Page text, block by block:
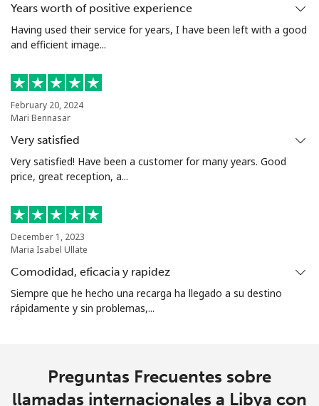
Years worth of positive experience
Having used their service for years, I have been left with a good
and efficient image...
February 20, 2024
Mari Bennasar
Very satisfied
Very satisfied! Have been a customer for many years. Good
price, great reception, a...
December 1, 2023
Maria Isabel Ullate
Comodidad, eficacia y rapidez
Siempre que he hecho una recarga ha llegado a su destino
rápidamente y sin problemas,...
Preguntas Frecuentes sobre
llamadas internacionales a Libya con